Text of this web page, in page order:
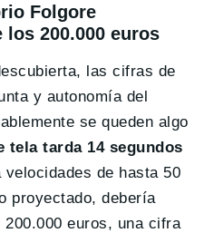
Folgore
200.000 euros
las cifras de
y autonomía del
se queden algo
tela tarda 14 segundos
velocidades de hasta 50
proyectado, debería
euros, una cifra